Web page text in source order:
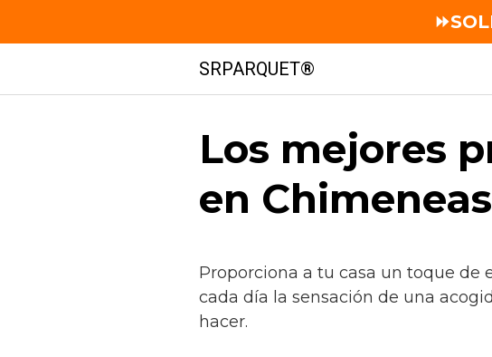
contenido
SRPARQUET®
Los mejores
en
Proporciona a tu casa un toque de
cada día la sensación de una
hacer.